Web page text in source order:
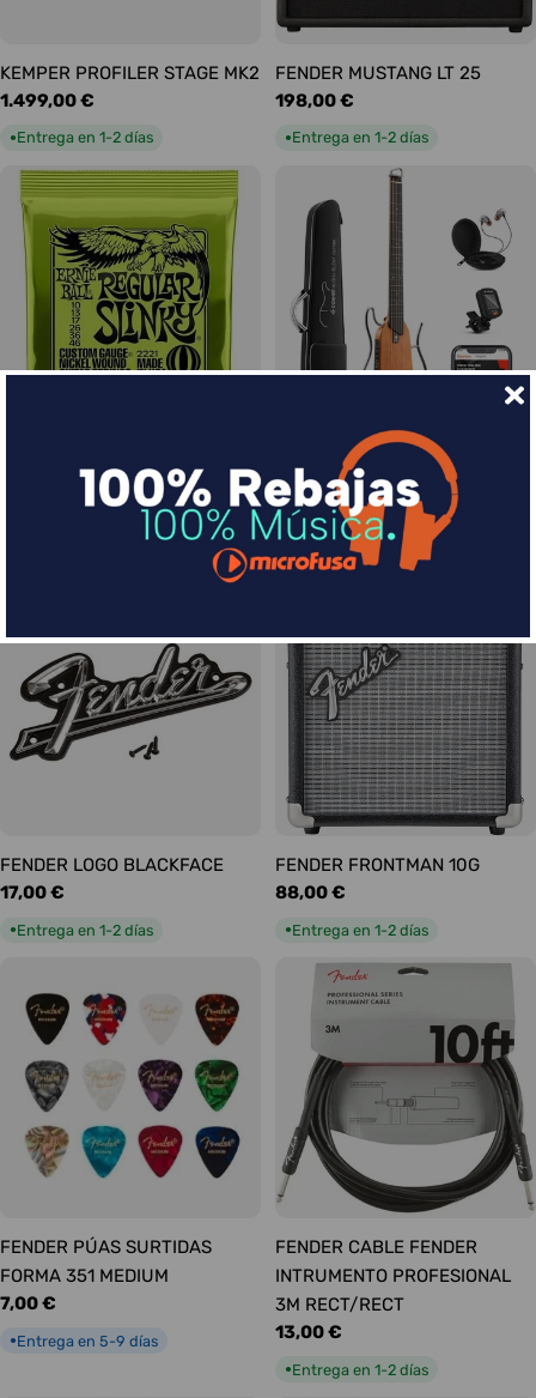
KEMPER PROFILER STAGE MK2
Precio
habitual
1.499,00 €
●Entrega en 1-2 días
FENDER MUSTANG LT 25
Precio
habitual
198,00 €
●Entrega en 1-2 días
Slinky Regular 10-46
DONNER HUSH-I Silent Guitar
Caoba
Precio
habitual
339,00 €
Entrega en 1-2 días
FENDER LOGO BLACKFACE
Precio
17,00 €
●Entrega en 1-2 días
FENDER FRONTMAN 10G
Precio
88,00 €
●Entrega en 1-2 días
FENDER PÚAS SURTIDAS
FORMA 351 MEDIUM
Precio
7,00 €
●Entrega en 5-9 días
FENDER CABLE FENDER
INTRUMENTO PROFESIONAL
3M RECT/RECT
Precio
13,00 €
●Entrega en 1-2 días